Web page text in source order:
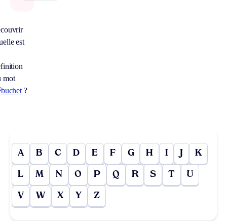
est
mot
?
A B C D E F G H I J K
L M N O P Q R S T U
V W X Y Z